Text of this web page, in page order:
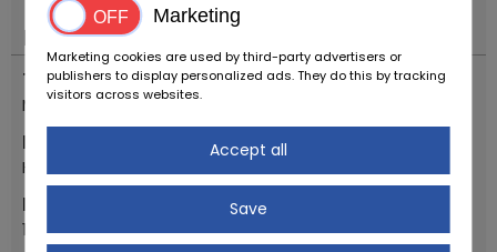
Important
Types de véhicules
Motocyclettes
Marque
Honda
Première année d'inscription
1992
Marketing
Marketing cookies are used by third-party advertisers or
publishers to display personalized ads. They do this by tracking
visitors across websites.
Accept all
Save